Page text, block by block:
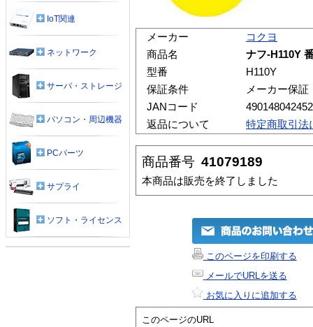
メーカー
コクヨ
商品名
ナフ-H110Y
型番
H110Y
保証条件
メーカー保証
JANコード
返品について
特定商取引法
商品番号 41079189
本商品は販売を終了しました
このページを印刷する
メールでURLを送る
お気に入りに追加する
このページのURL
IoT関連
ネットワーク
サーバ・ストレージ
パソコン・周辺機器
PCパーツ
サプライ
ソフト・ライセンス